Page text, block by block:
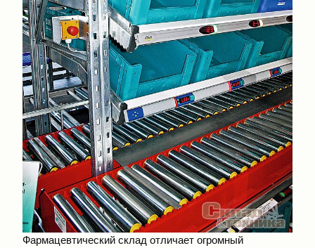
Фармацевтический склад отличает огромный